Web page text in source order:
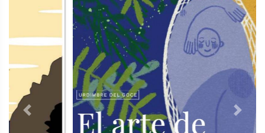
Previous Next